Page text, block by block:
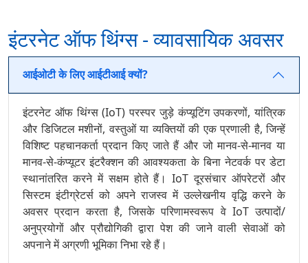
इंटरनेट ऑफ थिंग्स - व्यावसायिक अवसर
आईओटी के लिए आईटीआई क्यों?
इंटरनेट ऑफ थिंग्स (IoT) परस्पर जुड़े कंप्यूटिंग उपकरणों, यांत्रिक
और डिजिटल मशीनों, वस्तुओं या व्यक्तियों की एक प्रणाली है, जिन्हें
विशिष्ट पहचानकर्ता प्रदान किए जाते हैं और जो मानव-से-मानव या
मानव-से-कंप्यूटर इंटरैक्शन की आवश्यकता के बिना नेटवर्क पर डेटा
स्थानांतरित करने में सक्षम होते हैं। IoT दूरसंचार ऑपरेटरों और
सिस्टम इंटीग्रेटर्स को अपने राजस्व में उल्लेखनीय वृद्धि करने के
अवसर प्रदान करता है, जिसके परिणामस्वरूप वे IoT उत्पादों/
अनुप्रयोगों और प्रौद्योगिकी द्वारा पेश की जाने वाली सेवाओं को
अपनाने में अग्रणी भूमिका निभा रहे हैं।